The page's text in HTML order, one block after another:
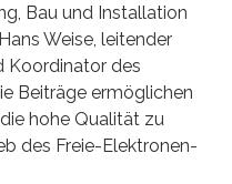
Bau und Installation
Weise, leitender
Koordinator des
Beiträge ermöglichen
hohe Qualität zu
des Freie-Elektronen-